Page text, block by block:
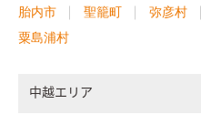
胎内市
聖籠町 弥彦村
粟島浦村
中越エリア